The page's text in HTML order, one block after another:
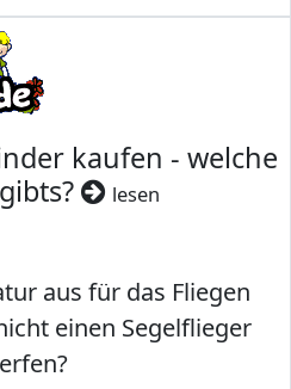
kaufen - welche
lesen
aus für das Fliegen
einen Segelflieger